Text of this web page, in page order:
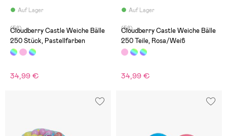
Auf Lager
(58)
Cloudberry Castle Weiche Bälle
250 Stück, Pastellfarben
34,99 €
Auf Lager
(58)
Cloudberry Castle Weiche Bälle
250 Teile, Rosa/Weiß
34,99 €